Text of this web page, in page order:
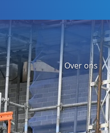
Over ons